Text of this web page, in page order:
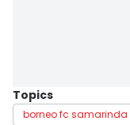
Topics
borneo fc samarinda